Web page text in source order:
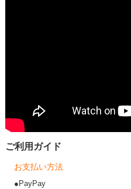
ご利用ガイド
お支払い方法
●PayPay